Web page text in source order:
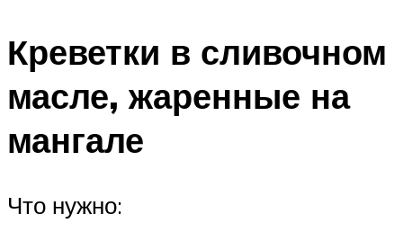
Креветки в сливочном
масле, жаренные на
мангале
Что нужно: